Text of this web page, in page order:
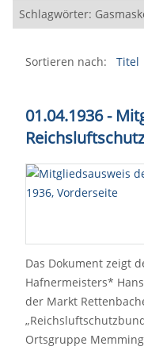
Schlagwörter:
Sortieren nach: Titel
01.04.1936 -
Das Dokument zeigt
Hafnermeisters*
der Markt
Ortsgruppe